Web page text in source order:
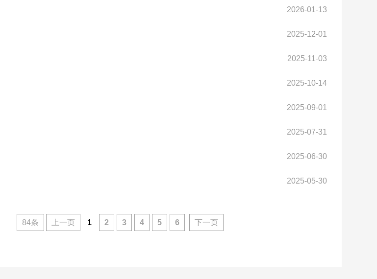
2026-01-13
2025-12-01
2025-11-03
2025-10-14
2025-09-01
2025-07-31
2025-06-30
2025-05-30
84条 上一页 1 2 3 4 5 6 下一页